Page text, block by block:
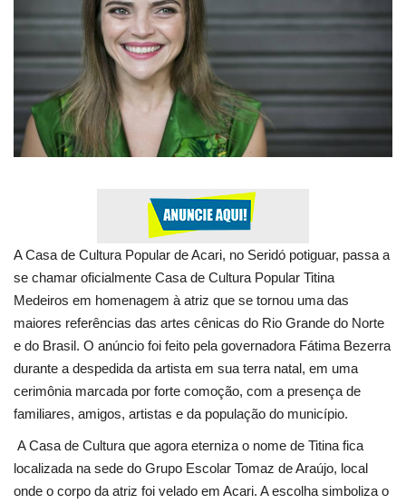
Expediente - Equipe de Jornalismo
Galeria
Geral
A Casa de Cultura Popular de Acari, no Seridó potiguar, passa a
se chamar oficialmente Casa de Cultura Popular Titina
Medeiros em homenagem à atriz que se tornou uma das
maiores referências das artes cênicas do Rio Grande do Norte
e do Brasil. O anúncio foi feito pela governadora Fátima Bezerra
durante a despedida da artista em sua terra natal, em uma
cerimônia marcada por forte comoção, com a presença de
familiares, amigos, artistas e da população do município.
A Casa de Cultura que agora eterniza o nome de Titina fica
localizada na sede do Grupo Escolar Tomaz de Araújo, local
onde o corpo da atriz foi velado em Acari. A escolha simboliza o